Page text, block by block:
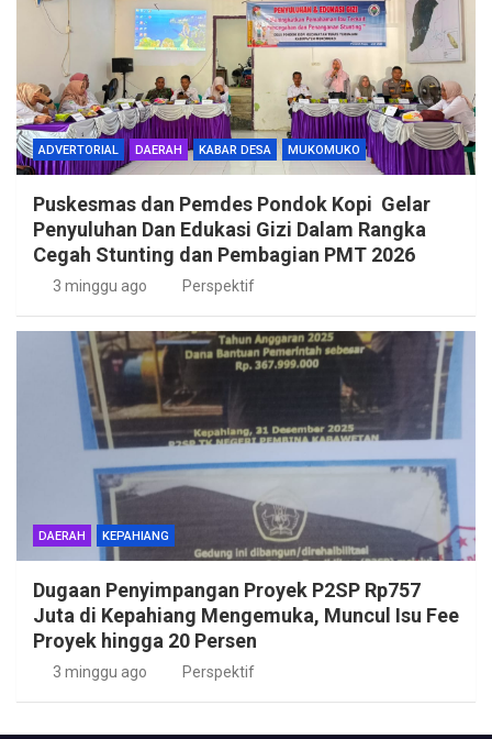
ADVERTORIAL DAERAH KABAR DESA MUKOMUKO
Puskesmas dan Pemdes Pondok Kopi Gelar
Penyuluhan Dan Edukasi Gizi Dalam Rangka
Cegah Stunting dan Pembagian PMT 2026
3 minggu ago Perspektif
DAERAH KEPAHIANG
Dugaan Penyimpangan Proyek P2SP Rp757
Juta di Kepahiang Mengemuka, Muncul Isu Fee
Proyek hingga 20 Persen
3 minggu ago Perspektif